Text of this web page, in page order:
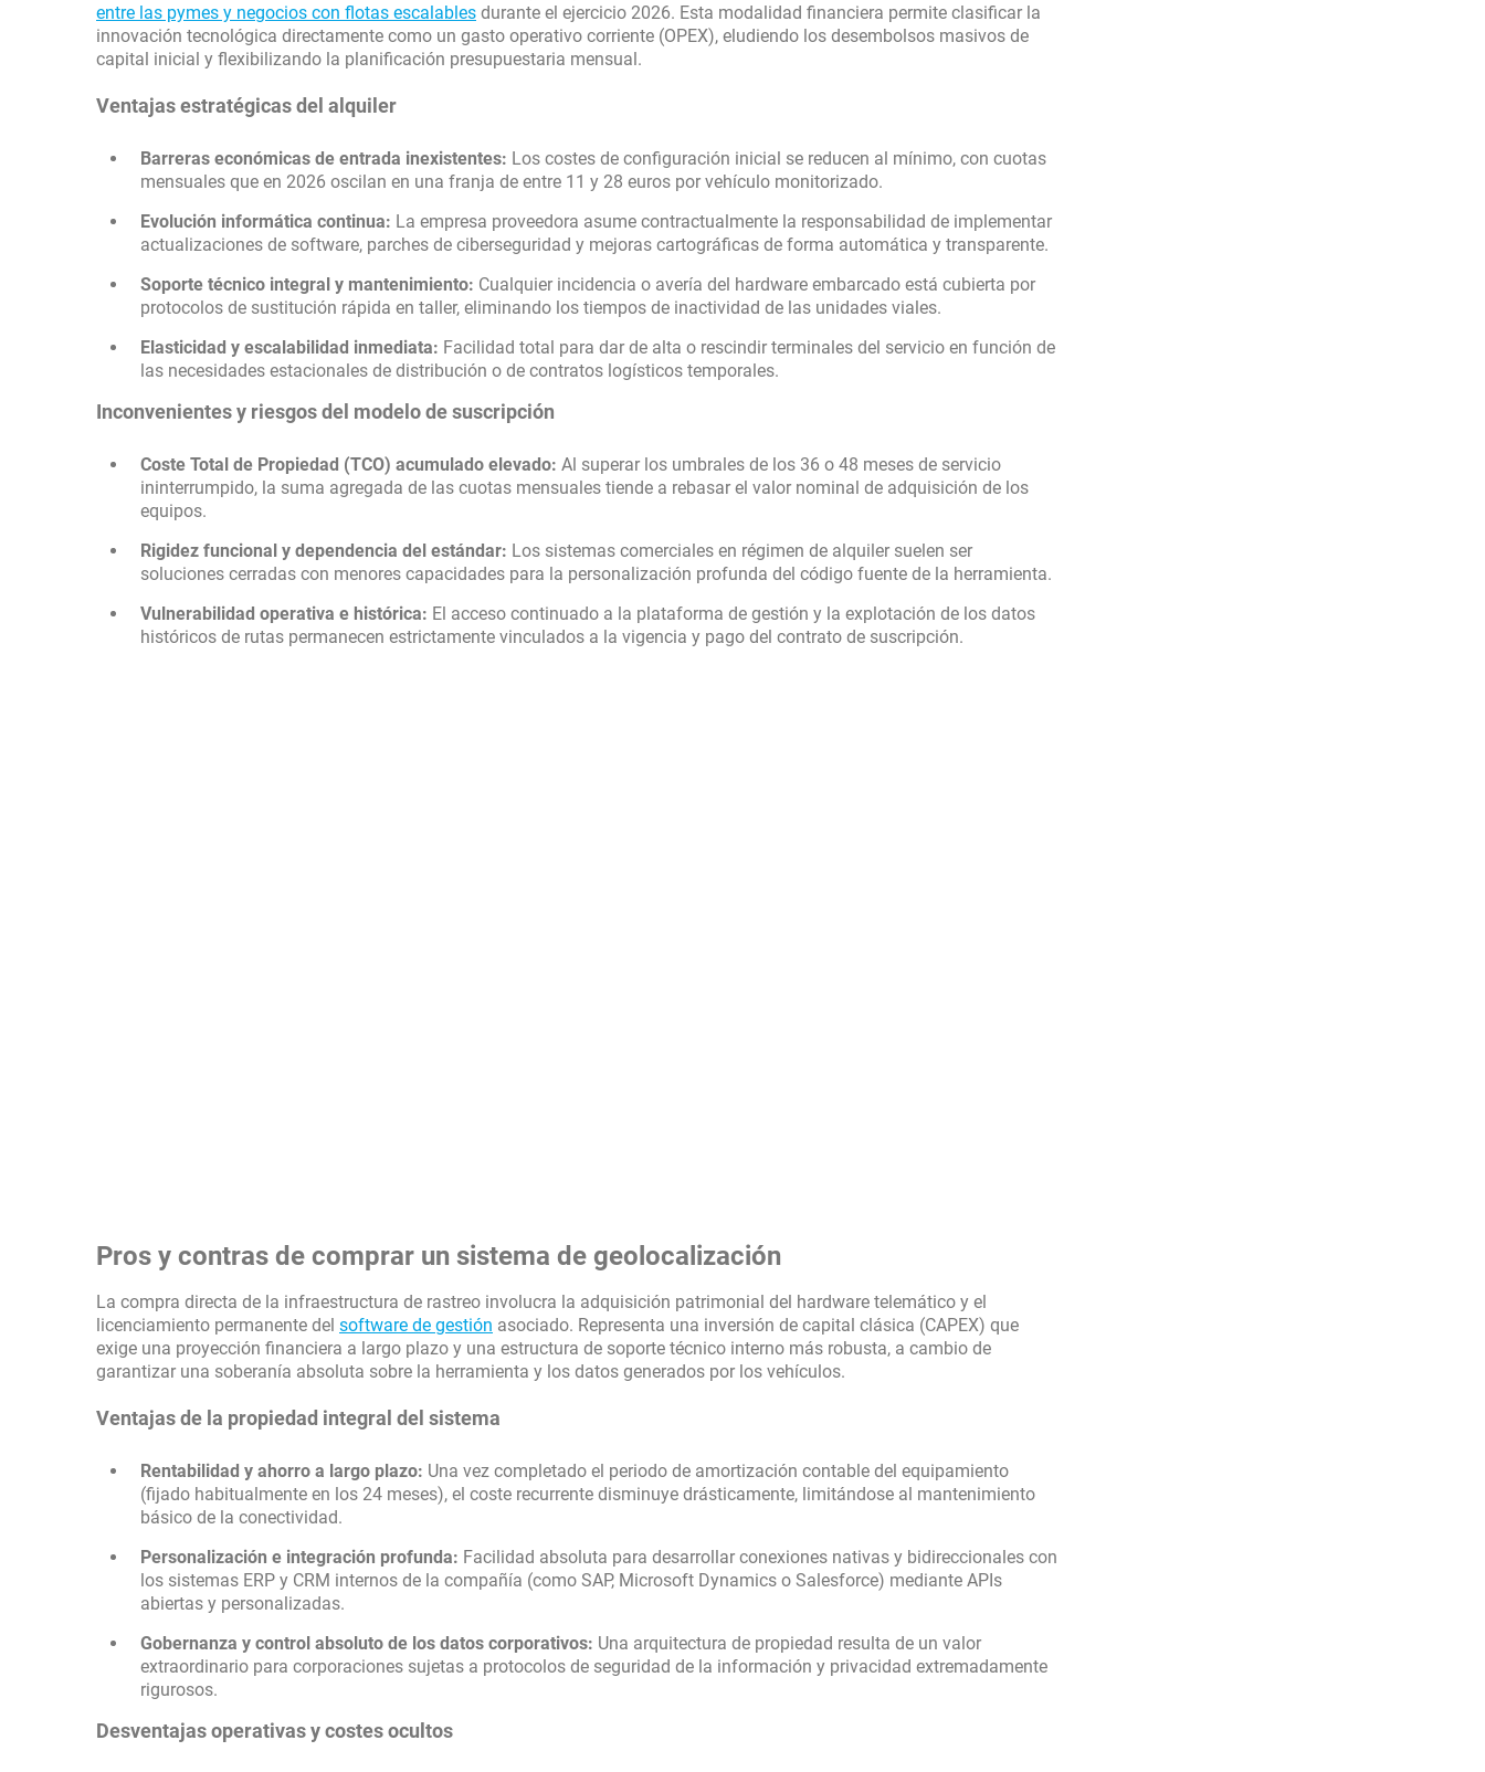
entre las pymes y negocios con flotas escalables durante el ejercicio 2026. Esta modalidad financiera permite clasificar la
innovación tecnológica directamente como un gasto operativo corriente (OPEX), eludiendo los desembolsos masivos de
capital inicial y flexibilizando la planificación presupuestaria mensual.
Ventajas estratégicas del alquiler
Barreras económicas de entrada inexistentes: Los costes de configuración inicial se reducen al mínimo, con cuotas
mensuales que en 2026 oscilan en una franja de entre 11 y 28 euros por vehículo monitorizado.
Evolución informática continua: La empresa proveedora asume contractualmente la responsabilidad de implementar
actualizaciones de software, parches de ciberseguridad y mejoras cartográficas de forma automática y transparente.
Soporte técnico integral y mantenimiento: Cualquier incidencia o avería del hardware embarcado está cubierta por
protocolos de sustitución rápida en taller, eliminando los tiempos de inactividad de las unidades viales.
Elasticidad y escalabilidad inmediata: Facilidad total para dar de alta o rescindir terminales del servicio en función de
las necesidades estacionales de distribución o de contratos logísticos temporales.
Inconvenientes y riesgos del modelo de suscripción
Coste Total de Propiedad (TCO) acumulado elevado: Al superar los umbrales de los 36 o 48 meses de servicio
ininterrumpido, la suma agregada de las cuotas mensuales tiende a rebasar el valor nominal de adquisición de los
equipos.
Rigidez funcional y dependencia del estándar: Los sistemas comerciales en régimen de alquiler suelen ser
soluciones cerradas con menores capacidades para la personalización profunda del código fuente de la herramienta.
Vulnerabilidad operativa e histórica: El acceso continuado a la plataforma de gestión y la explotación de los datos
históricos de rutas permanecen estrictamente vinculados a la vigencia y pago del contrato de suscripción.
Pros y contras de comprar un sistema de geolocalización
La compra directa de la infraestructura de rastreo involucra la adquisición patrimonial del hardware telemático y el
licenciamiento permanente del software de gestión asociado. Representa una inversión de capital clásica (CAPEX) que
exige una proyección financiera a largo plazo y una estructura de soporte técnico interno más robusta, a cambio de
garantizar una soberanía absoluta sobre la herramienta y los datos generados por los vehículos.
Ventajas de la propiedad integral del sistema
Rentabilidad y ahorro a largo plazo: Una vez completado el periodo de amortización contable del equipamiento
(fijado habitualmente en los 24 meses), el coste recurrente disminuye drásticamente, limitándose al mantenimiento
básico de la conectividad.
Personalización e integración profunda: Facilidad absoluta para desarrollar conexiones nativas y bidireccionales con
los sistemas ERP y CRM internos de la compañía (como SAP, Microsoft Dynamics o Salesforce) mediante APIs
abiertas y personalizadas.
Gobernanza y control absoluto de los datos corporativos: Una arquitectura de propiedad resulta de un valor
extraordinario para corporaciones sujetas a protocolos de seguridad de la información y privacidad extremadamente
rigurosos.
Desventajas operativas y costes ocultos